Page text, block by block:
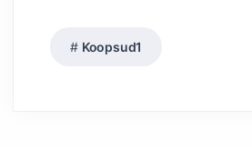
Koopsud1